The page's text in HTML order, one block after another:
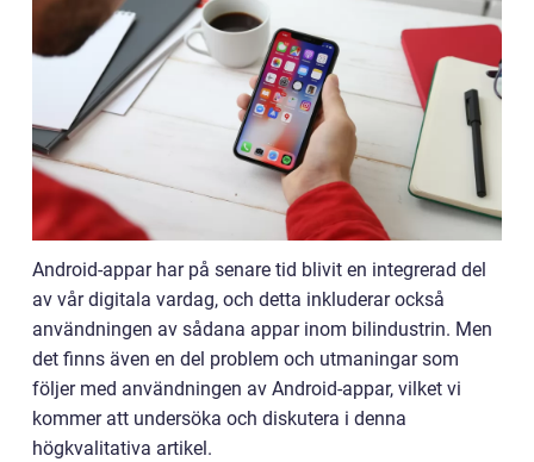
Android-appar har på senare tid blivit en integrerad del
av vår digitala vardag, och detta inkluderar också
användningen av sådana appar inom bilindustrin. Men
det finns även en del problem och utmaningar som
följer med användningen av Android-appar, vilket vi
kommer att undersöka och diskutera i denna
högkvalitativa artikel.